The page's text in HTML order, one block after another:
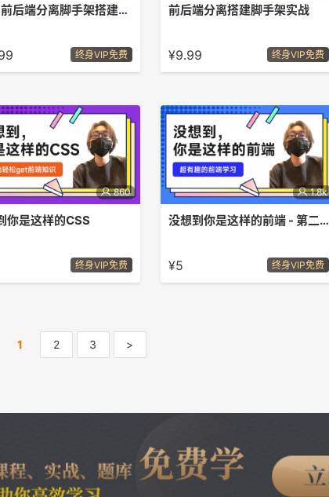
vue3前后端分离脚手架搭建与商品导入导出实战
终身VIP免费
前后端分离搭建脚手架实战
¥9.99 终身VIP免费
860
你是这样的CSS
终身VIP免费
1.8k
没想到你是这样的前端 - 第二季
¥5 终身VIP免费
1 2 3 >